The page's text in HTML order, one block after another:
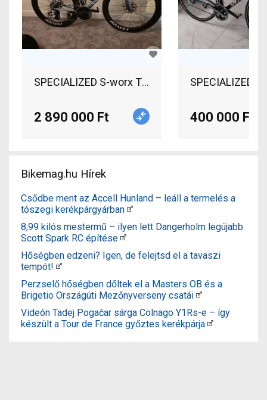
SPECIALIZED S-worx
2 890 000 Ft
SPECIALIZED
400 000 Ft
Bikemag.hu Hírek
Csődbe ment az Accell Hunland – leáll a termelés a
tószegi kerékpárgyárban
8,99 kilós mestermű – ilyen lett Dangerholm legújabb
Scott Spark RC építése
Hőségben edzeni? Igen, de felejtsd el a tavaszi
tempót!
Perzselő hőségben dőltek el a Masters OB és a
Brigetio Országúti Mezőnyverseny csatái
Videón Tadej Pogačar sárga Colnago Y1Rs-e – így
készült a Tour de France győztes kerékpárja